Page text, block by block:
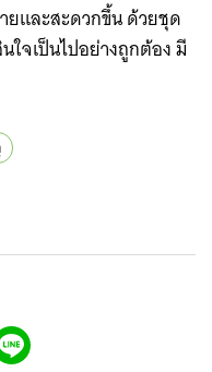
และสะดวกขึ้น ด้วยชุด
จเป็นไปอย่างถูกต้อง มี